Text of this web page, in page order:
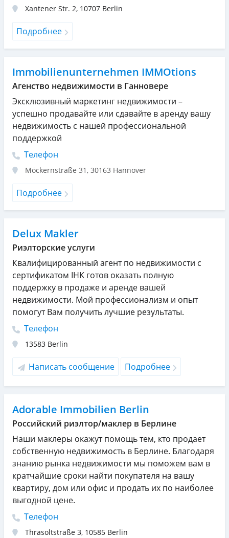
Xantener Str. 2, 10707 Berlin
Подробнее
Immobilienunternehmen IMMOtions
Агенство недвижимости в Ганновере
Эксклюзивный маркетинг недвижимости –
успешно продавайте или сдавайте в аренду вашу
недвижимость с нашей профессиональной
поддержкой
Телефон
Möckernstraße 31, 30163 Hannover
Подробнее
Delux Makler
Риэлторские услуги
Квалифицированный агент по недвижимости с
сертификатом IHK готов оказать полную
поддержку в продаже и аренде вашей
недвижимости. Мой профессионализм и опыт
помогут Bам получить лучшие результаты.
Телефон
13583 Berlin
Написать сообщение Подробнее
Adorable Immobilien Berlin
Российский риэлтор/маклер в Берлине
Наши маклеры окажут помощь тем, кто продает
собственную недвижимость в Берлине. Благодаря
знанию рынка недвижимости мы поможем вам в
кратчайшие сроки найти покупателя на вашу
квартиру, дом или офис и продать их по наиболее
выгодной цене.
Телефон
Thrasoltstraße 3, 10585 Berlin